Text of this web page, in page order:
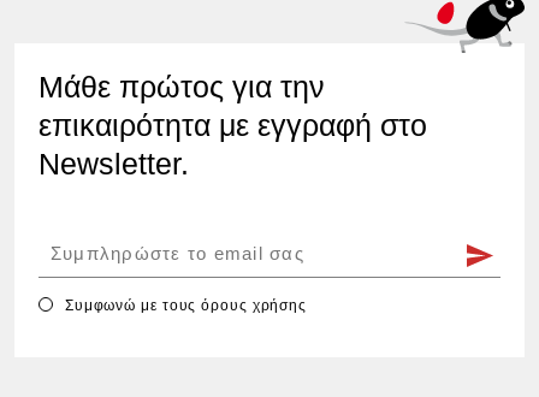
Μάθε πρώτος για την
επικαιρότητα με εγγραφή στο
Newsletter.
Συμφωνώ με τουςόρους χρήσης